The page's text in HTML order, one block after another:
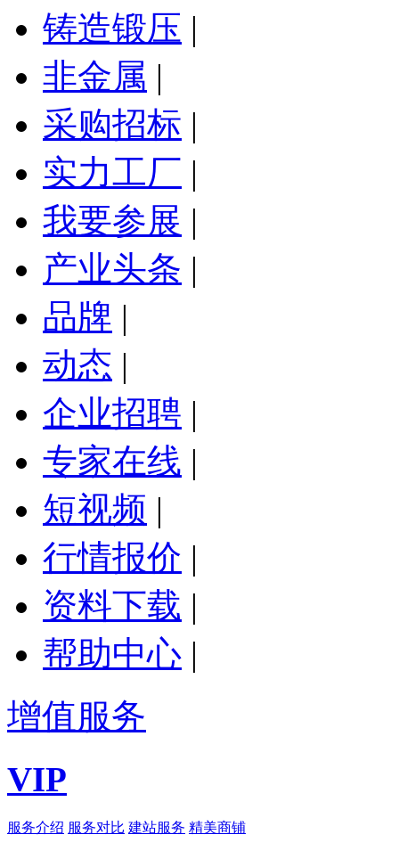
铸造锻压 |
非金属 |
采购招标 |
实力工厂 |
我要参展 |
产业头条 |
品牌 |
动态 |
企业招聘 |
专家在线 |
短视频 |
行情报价 |
资料下载 |
帮助中心 |
增值服务
VIP
服务介绍 服务对比 建站服务 精美商铺